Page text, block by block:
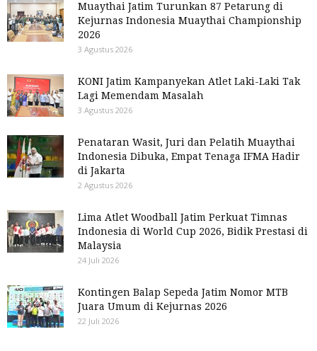
Muaythai Jatim Turunkan 87 Petarung di
Kejurnas Indonesia Muaythai Championship
2026
3 Agustus 2026
KONI Jatim Kampanyekan Atlet Laki-Laki Tak
Lagi Memendam Masalah
3 Agustus 2026
Penataran Wasit, Juri dan Pelatih Muaythai
Indonesia Dibuka, Empat Tenaga IFMA Hadir
di Jakarta
2 Agustus 2026
Lima Atlet Woodball Jatim Perkuat Timnas
Indonesia di World Cup 2026, Bidik Prestasi di
Malaysia
24 Juli 2026
Kontingen Balap Sepeda Jatim Nomor MTB
Juara Umum di Kejurnas 2026
22 Juli 2026